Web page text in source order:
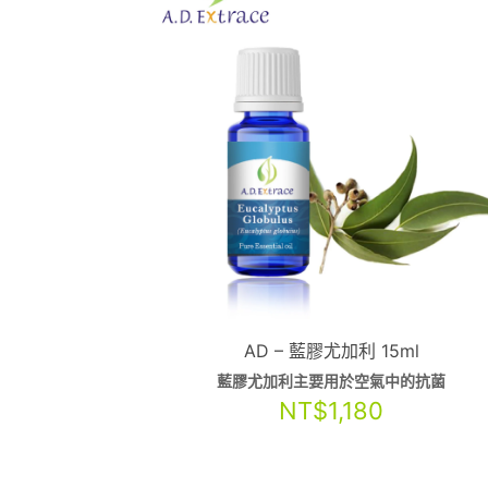
AD – 藍膠尤加利 15ml
藍膠尤加利主要用於空氣中的抗菌
NT$1,180